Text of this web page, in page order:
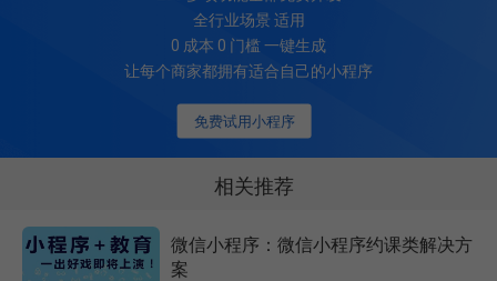
免费试用小程序
全行业场景 适用
0 成本 0 门槛 一键生成
让每个商家都拥有适合自己的小程序
相关推荐
微信小程序：微信小程序约课类解决方
案